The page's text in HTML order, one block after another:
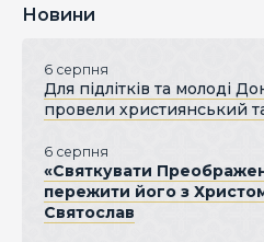
Новини
6 серпня
Для підлітків та молоді
провели християнський
6 серпня
«Святкувати
пережити його з
Святослав